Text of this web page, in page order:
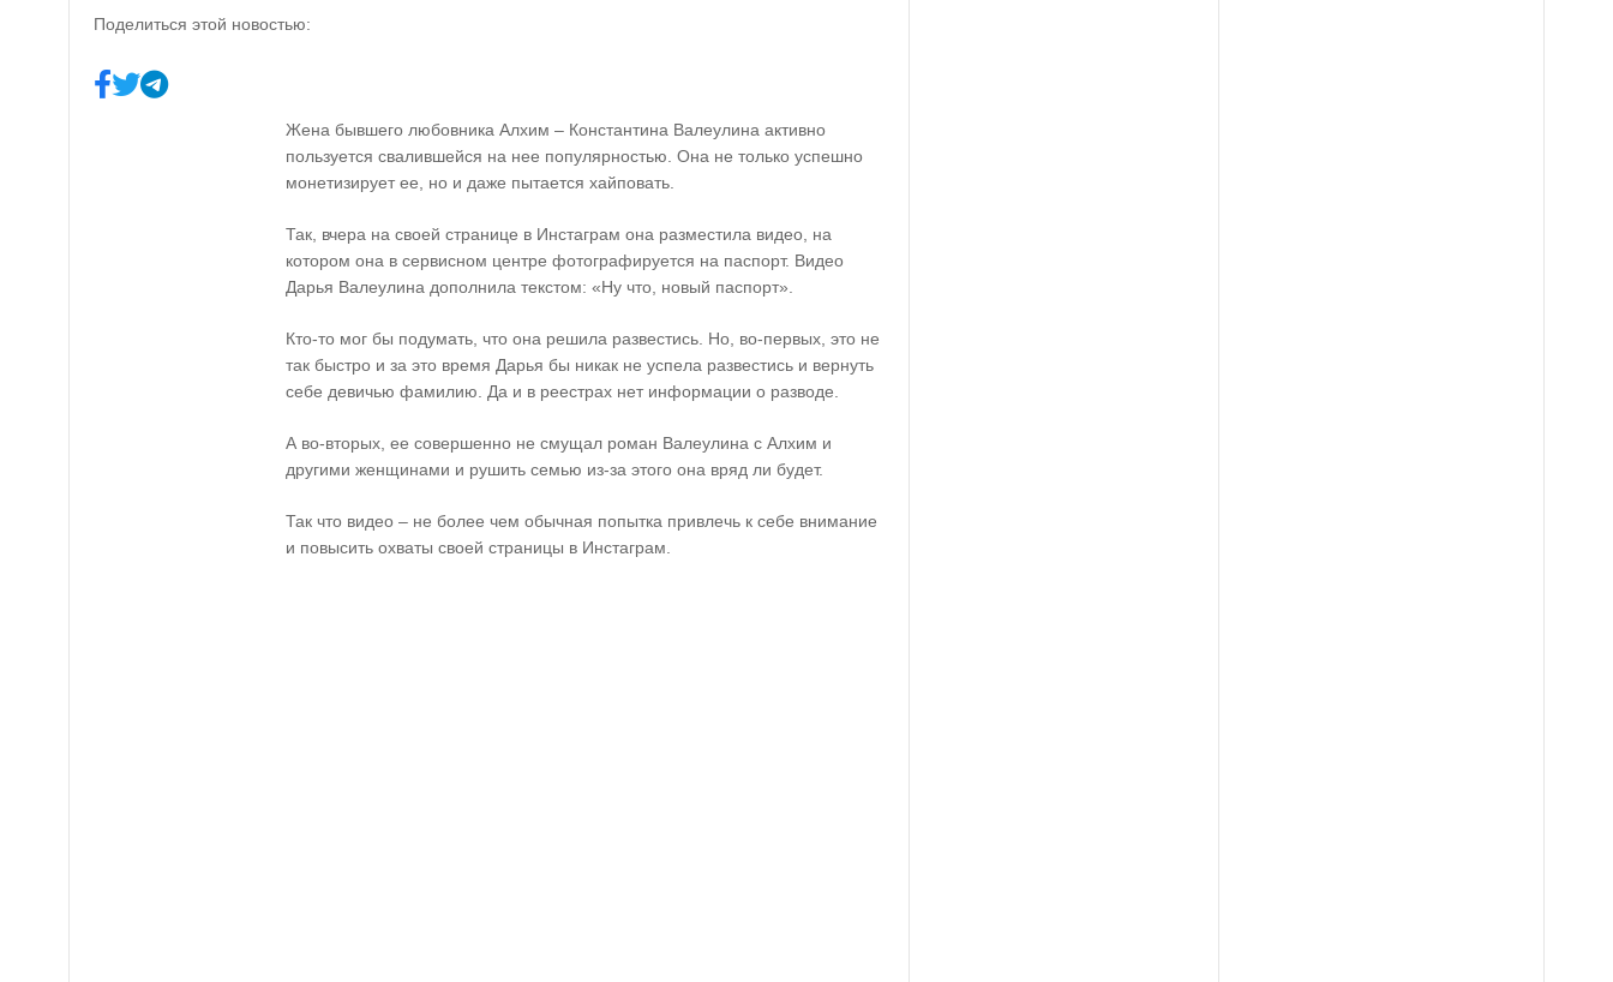
Поделиться этой новостью:
Жена бывшего любовника Алхим – Константина Валеулина активно
пользуется свалившейся на нее популярностью. Она не только успешно
монетизирует ее, но и даже пытается хайповать.
Так, вчера на своей странице в Инстаграм она разместила видео, на
котором она в сервисном центре фотографируется на паспорт. Видео
Дарья Валеулина дополнила текстом: «Ну что, новый паспорт».
Кто-то мог бы подумать, что она решила развестись. Но, во-первых, это не
так быстро и за это время Дарья бы никак не успела развестись и вернуть
себе девичью фамилию. Да и в реестрах нет информации о разводе.
А во-вторых, ее совершенно не смущал роман Валеулина с Алхим и
другими женщинами и рушить семью из-за этого она вряд ли будет.
Так что видео – не более чем обычная попытка привлечь к себе внимание
и повысить охваты своей страницы в Инстаграм.